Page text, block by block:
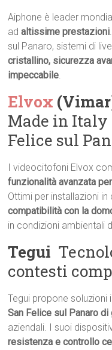
Aiphone è leader
adaltissime prestazioni
sul Panaro, sistemi di
cristallino, sicurezza
impeccabile.
Elvox
Made in Italy
Felice sul
I videocitofoni Elvox
funzionalità avanzata
Ottimi per installazioni
compatibilità con la
in condizioni ambientali
Tegui 
contesti
Tegui propone soluzioni
San Felice sul Panaro
aziendali. I suoi
resistenza e controllo